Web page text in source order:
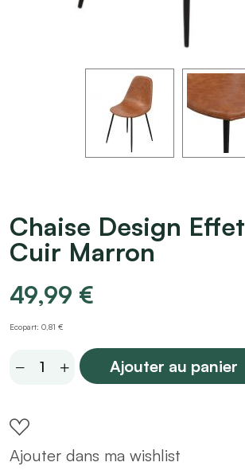
Chaise Design Effet
Cuir Marron
49,99 €
Ecopart: 0,81 €
Chaise
Cuir
Marron
Ajouter au panier
Ajouter dans ma wishlist